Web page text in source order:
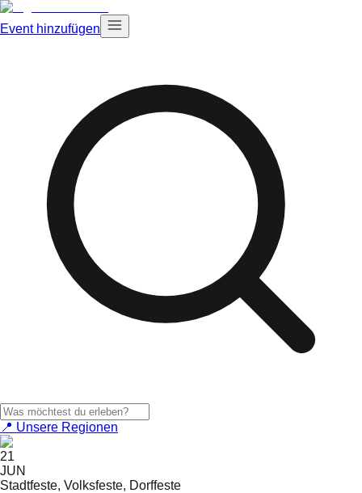
Event hinzufügen
📍 Unsere Regionen
21
JUN
Stadtfeste, Volksfeste, Dorffeste